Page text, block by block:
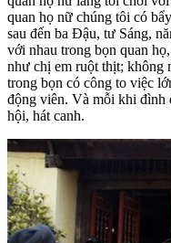
quan họ nữ chúng tôi có
sau đến ba Đậu, tư Sáng,
với nhau trong bọn quan
như chị em ruột thịt; không
trong bọn có công to việc
động viên. Và mỗi khi đình
hội, hát canh.